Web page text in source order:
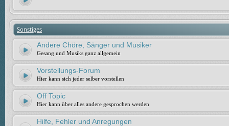
Sonstiges
Andere Chöre, Sänger und Musiker
Gesang und Musiks ganz allgemein
Vorstellungs-Forum
Hier kann sich jeder selber vorstellen
Off Topic
Hier kann über alles andere gesprochen werden
Hilfe, Fehler und Anregungen